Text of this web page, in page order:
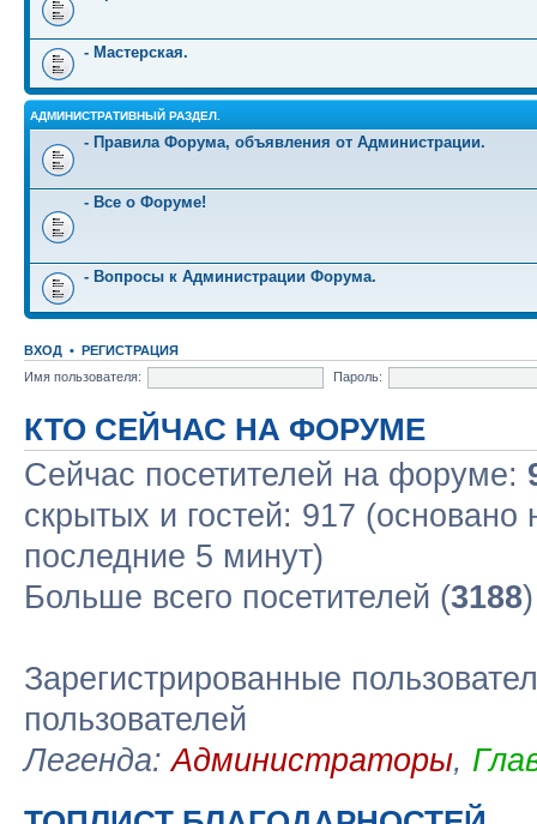
- Мастерская.
АДМИНИСТРАТИВНЫЙ РАЗДЕЛ.
- Правила Форума, объявления от Администрации.
- Все о Форуме!
- Вопросы к Администрации Форума.
ВХОД • РЕГИСТРАЦИЯ
Имя пользователя:
Пароль:
КТО СЕЙЧАС НА ФОРУМЕ
Сейчас посетителей на форуме:
скрытых и гостей: 917 (основано
последние 5 минут)
Больше всего посетителей (3188
Зарегистрированные
пользователей
Легенда:Администраторы,